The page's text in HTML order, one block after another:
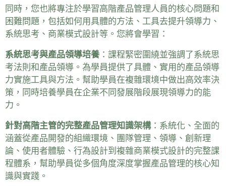
同時，您也將專注於學習高階產品管理人員的核心問題和
困難問題，包括如何用具體的方法、工具去提升領導力、
系統思考、商業模式設計等。您將會學習：
系統思考與產品領導培養：課程緊密圍繞並強調了系統思
考法則和產品領導。為學員提供了具體、實用的產品領導
力實施工具與方法。幫助學員在複雜環境中做出高效率決
策，同時培養學員在企業不同發展階段展現領導力的能
力。
針對高階主管的完整產品管理知識架構：系統化、全面的
涵蓋從產品開發的組織環境、團隊管理、領導、創新理
論、使用者體驗、行為設計到複雜商業模式設計的完整課
程體系，幫助學員從多個角度深度掌握產品管理的核心知
識與實踐。